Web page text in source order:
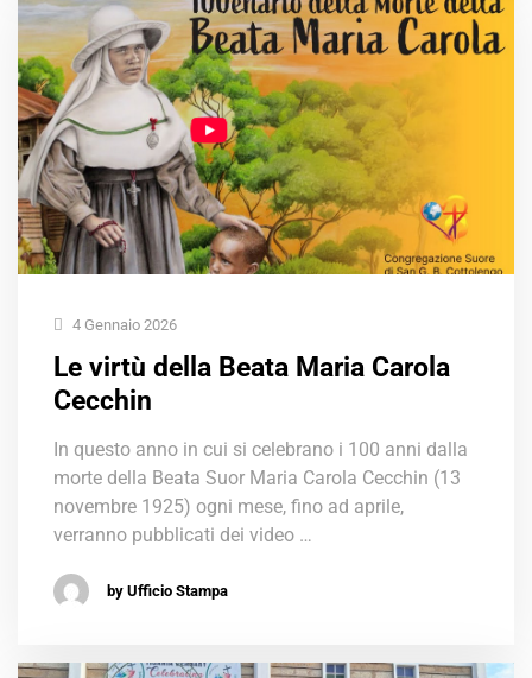
4 Gennaio 2026
Le virtù della Beata Maria Carola
Cecchin
In questo anno in cui si celebrano i 100 anni dalla
morte della Beata Suor Maria Carola Cecchin (13
novembre 1925) ogni mese, fino ad aprile,
verranno pubblicati dei video …
by Ufficio Stampa